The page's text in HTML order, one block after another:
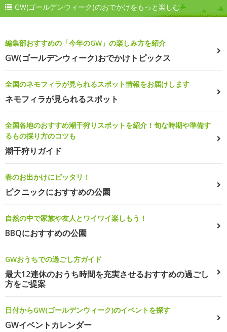
GW(ゴールデンウィーク)のおでかけをもっと楽しむ
編集部おすすめの「今年のGW」の楽しみ方を紹介
GW(ゴールデンウィーク)おでかけトピックス
全国のネモフィラが見られるスポット情報をお届けします
ネモフィラが見られるスポット
全国各地のおすすめ潮干狩りスポットを紹介！旬な時期や準備す
るもの採り方のコツも
潮干狩りガイド
春のお出かけにピッタリ！
ピクニックにおすすめの公園
自然の中で家族や友人とワイワイ楽しもう！
BBQにおすすめの公園
GWおうちでの過ごし方ガイド
最大12連休のおうち時間を充実させるおすすめの過ごし
方をご提案
日付からGW(ゴールデンウィーク)のイベントを探す
GWイベントカレンダー